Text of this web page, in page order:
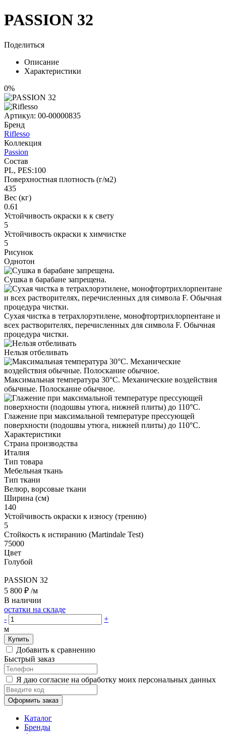
PASSION 32
Поделиться
Описание
Характеристики
0%
Артикул: 00-00000835
Бренд
Riflesso
Коллекция
Passion
Состав
PL, PES:100
Поверхностная плотность (г/м2)
435
Вес (кг)
0.61
Устойчивость окраски к к свету
5
Устойчивость окраски к химчистке
5
Рисунок
Однотон
Сушка в барабане запрещена.
Сухая чистка в тетрахлорэтилене, монофтортрихлорпентане и
всех растворителях, перечисленных для символа F. Обычная
процедура чистки.
Нельзя отбеливать
Максимальная температура 30°С. Механические воздействия
обычные. Полоскание обычное.
Глажение при максимальной температуре прессующей
поверхности (подошвы утюга, нижней плиты) до 110°С.
Характеристики
Страна производства
Италия
Тип товара
Мебельная ткань
Тип ткани
Велюр, ворсовые ткани
Ширина (см)
140
Устойчивость окраски к износу (трению)
5
Стойкость к истиранию (Martindale Test)
75000
Цвет
Голубой
PASSION 32
5 800 ₽ /м
В наличии
остатки на складе
-
+
м
Купить
Добавить к сравнению
Быстрый заказ
Я даю согласие на обработку моих персональных данных
Оформить заказ
Каталог
Бренды